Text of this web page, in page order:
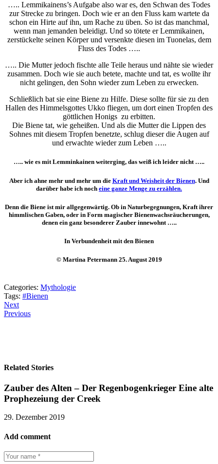
….. Lemmikainens’s Aufgabe also war es, den Schwan des Todes
zur Strecke zu bringen. Doch wie er an den Fluss kam wartete da
schon ein Hirte auf ihn, um Rache zu üben. So ist das manchmal,
wenn man jemanden beleidigt. Und so tötete er Lemmikainen,
zerstückelte seinen Körper und versenkte diesen im Tuonelas, dem
Fluss des Todes …..
….. Die Mutter jedoch fischte alle Teile heraus und nähte sie wieder
zusammen. Doch wie sie auch betete, machte und tat, es wollte ihr
nicht gelingen, den Sohn wieder zum Leben zu erwecken.
Schließlich bat sie eine Biene zu Hilfe. Diese sollte für sie zu den
Hallen des Himmelsgottes Ukko fliegen, um dort einen Tropfen des
göttlichen Honigs zu erbitten.
Die Biene tat, wie geheißen. Und als die Mutter die Lippen des
Sohnes mit diesem Tropfen benetzte, schlug dieser die Augen auf
und erwachte wieder zum Leben …..
….. wie es mit Lemminkainen weiterging, das weiß ich leider nicht …..
Aber ich ahne mehr und mehr um die Kraft und Weisheit der Bienen. Und
darüber habe ich noch eine ganze Menge zu erzählen.
Denn die Biene ist mir allgegenwärtig. Ob in Naturbegegnungen, Kraft ihrer
himmlischen Gaben, oder in Form magischer Bienenwachsräucherungen,
denen ein ganz besonderer Zauber innewohnt …..
In Verbundenheit mit den Bienen
© Martina Petermann 25. August 2019
Categories: Mythologie
Tags: #Bienen
Next
Previous
Related Stories
Zauber des Alten – Der Regenbogenkrieger Eine alte
Prophezeiung der Creek
29. Dezember 2019
Add comment